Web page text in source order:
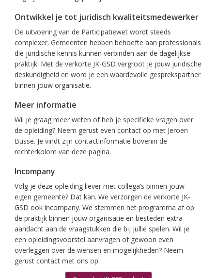
Ontwikkel je tot juridisch kwaliteitsmedewerker
De uitvoering van de Participatiewet wordt steeds
complexer. Gemeenten hebben behoefte aan professionals
die juridische kennis kunnen verbinden aan de dagelijkse
praktijk. Met de verkorte JK-GSD vergroot je jouw juridische
deskundigheid en word je een waardevolle gesprekspartner
binnen jouw organisatie.
Meer informatie
Wil je graag meer weten of heb je specifieke vragen over
de opleiding? Neem gerust even contact op met Jeroen
Busse. Je vindt zijn contactinformatie bovenin de
rechterkolom van deze pagina.
Incompany
Volg je deze opleiding liever met collega’s binnen jouw
eigen gemeente? Dat kan. We verzorgen de verkorte JK-
GSD ook incompany. We stemmen het programma af op
de praktijk binnen jouw organisatie en besteden extra
aandacht aan de vraagstukken die bij jullie spelen. Wil je
een opleidingsvoorstel aanvragen of gewoon even
overleggen over de wensen en mogelijkheden? Neem
gerust contact met ons op.